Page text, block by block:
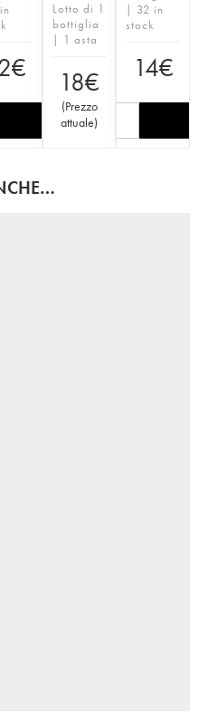
€
Lotto di 1
bottiglia
| 1 asta
18€
(Prezzo
attuale)
| 32 in
stock
14€